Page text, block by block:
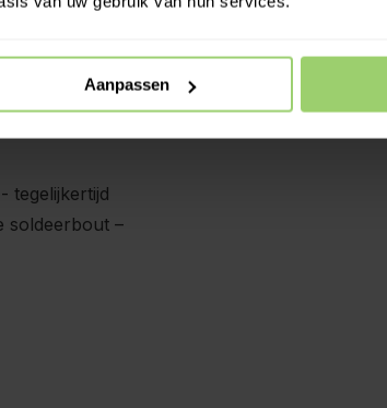
Aanpassen
tegelijkertijd
soldeerbout –